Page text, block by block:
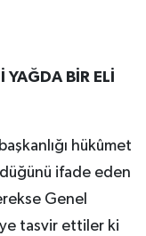
YAĞDA BİR ELİ
hükûmet
ifade eden
Genel
tasvir ettiler ki